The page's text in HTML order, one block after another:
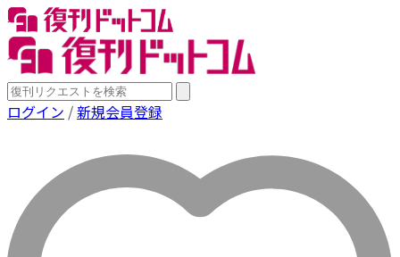
ログイン /新規会員登録